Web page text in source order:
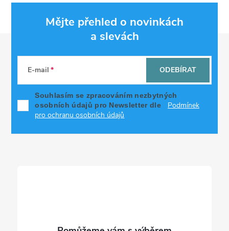
Mějte přehled o novinkách
a slevách
E-mail
Souhlasím se zpracováním nezbytných
osobních údajů pro Newsletter dle
Podmínek
pro ochranu osobních údajů
ODEBÍRAT